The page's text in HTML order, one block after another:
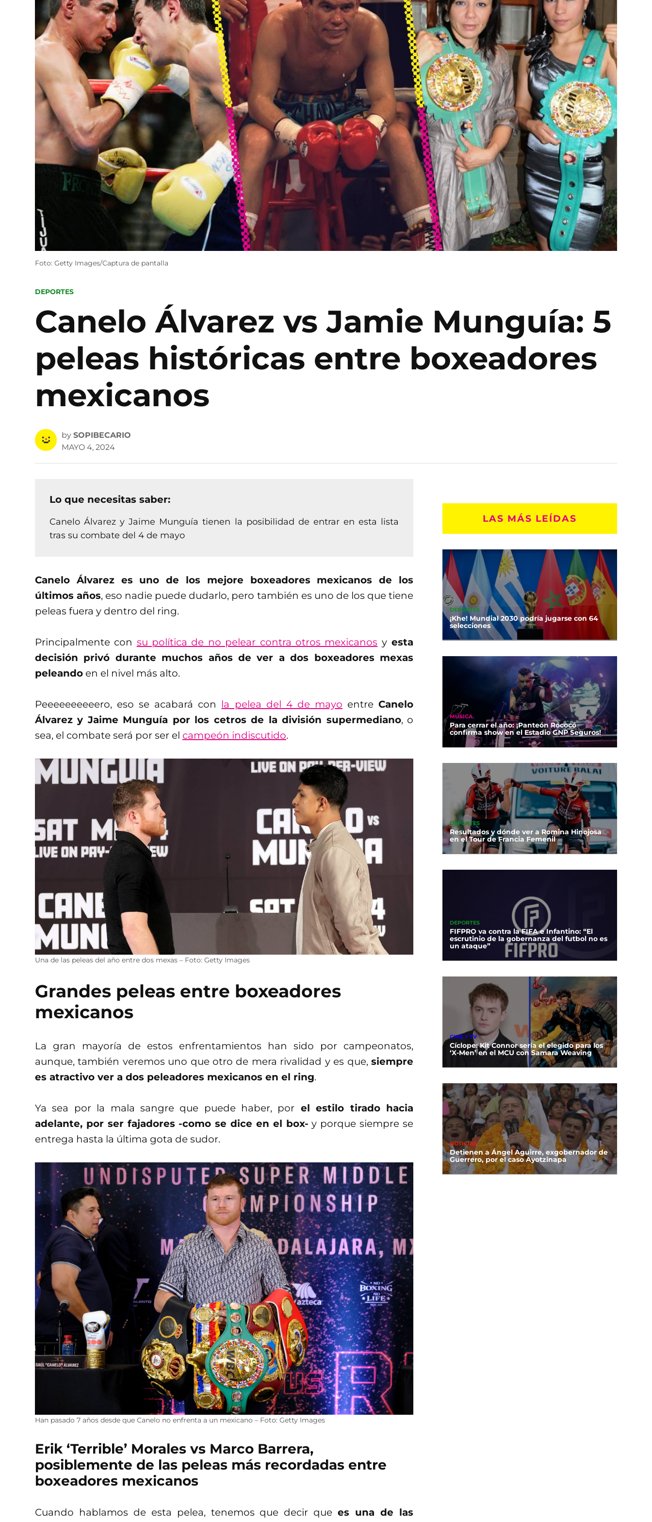
Foto: Getty Images/Captura de pantalla
POSTED
DEPORTES
Canelo Álvarez vs Jamie Munguía: 5
peleas históricas entre boxeadores
mexicanos
by SOPIBECARIO
MAYO 4, 2024
Lo que necesitas saber:
Canelo Álvarez y Jaime Munguía tienen la posibilidad de entrar en esta lista
tras su combate del 4 de mayo
Canelo Álvarez es uno de los mejore boxeadores mexicanos de los
últimos años, eso nadie puede dudarlo, pero también es uno de los que tiene
peleas fuera y dentro del ring.
Principalmente con su política de no pelear contra otros mexicanos yesta
decisión privó durante muchos años de ver a dos boxeadores mexas
peleando en el nivel más alto.
Peeeeeeeeeero, eso se acabará con la pelea del 4 de mayo entreCanelo
Álvarez y Jaime Munguía por los cetros de la división supermediano, o
sea, el combate será por ser el campeón indiscutido.
Una de las peleas del año entre dos mexas – Foto: Getty Images
Grandes peleas entre boxeadores
mexicanos
La gran mayoría de estos enfrentamientos han sido por campeonatos,
aunque, también veremos uno que otro de mera rivalidad y es que, siempre
es atractivo ver a dos peleadores mexicanos en el ring.
Ya sea por la mala sangre que puede haber, por el estilo tirado hacia
adelante, por ser fajadores -como se dice en el box- y porque siempre se
entrega hasta la última gota de sudor.
Han pasado 7 años desde que Canelo no enfrenta a un mexicano – Foto: Getty Images
Erik ‘Terrible’ Morales vs Marco Barrera,
posiblemente de las peleas más recordadas entre
boxeadores mexicanos
Cuando hablamos de esta pelea, tenemos que decir quees una de las
LAS MÁS LEÍDAS
DEPORTES
¡Khe! Mundial 2030 podría jugarse con 64
selecciones
MÚSICA
Para cerrar el año: ¡Panteón Rococó
confirma show en el Estadio GNP Seguros!
DEPORTES
Resultados y dónde ver a Romina Hinojosa
en el Tour de Francia Femenil
DEPORTES
FIFPRO va contra la FIFA e Infantino: “El
escrutinio de la gobernanza del futbol no es
un ataque”
CINE Y TV
Cíclope: Kit Connor sería el elegido para los
‘X-Men’ en el MCU con Samara Weaving
NOTICIAS
Detienen a Ángel Aguirre, exgobernador de
Guerrero, por el caso Ayotzinapa